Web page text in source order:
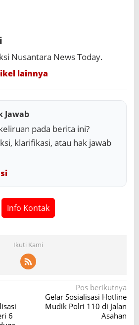
Nusantara News Today.
lainnya
Jawab
pada berita ini?
klarifikasi, atau hak jawab
Info Kontak
Ikuti Kami
6
Pos berikutnya
Gelar Sosialisasi Hotline
Mudik Polri 110 di Jalan
Asahan